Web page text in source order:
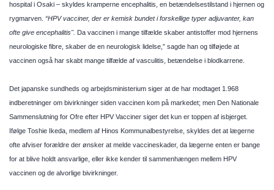
hospital i Osaki – skyldes kramperne encephalitis, en betændelsestilstand i hjernen og
rygmarven. “HPV vacciner, der er kemisk bundet i forskellige typer adjuvanter, kan
ofte give encephalitis". Da vaccinen i mange tilfælde skaber antistoffer mod hjernens
neurologiske fibre, skaber de en neurologisk lidelse,” sagde han og tilføjede at
vaccinen også har skabt mange tilfælde af vasculitis, betændelse i blodkarrene.
Det japanske sundheds og arbejdsministerium siger at de har modtaget 1.968
indberetninger om bivirkninger siden vaccinen kom på markedet; men Den Nationale
Sammenslutning for Ofre efter HPV Vacciner siger det kun er toppen af isbjerget.
Ifølge Toshie Ikeda, medlem af Hinos Kommunalbestyrelse, skyldes det at lægerne
ofte afviser forældre der ønsker at melde vaccineskader, da lægerne enten er bange
for at blive holdt ansvarlige, eller ikke kender til sammenhængen mellem HPV
vaccinen og de alvorlige bivirkninger.